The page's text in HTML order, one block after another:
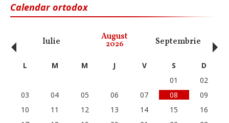
Calendar ortodox
Iulie August
2026 Septembrie
‹ L M M J V S
D
01
02
03
04 05 06 07 08
09
10
11 12 13 14 15
16